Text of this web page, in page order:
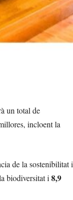
un total de
incloent la
de la sostenibilitat i
biodiversitat i 8,9